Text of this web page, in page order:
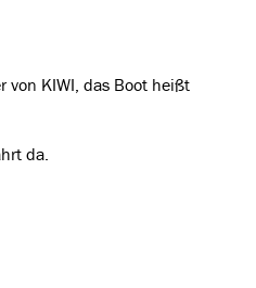
von KIWI, das Boot heißt
da.